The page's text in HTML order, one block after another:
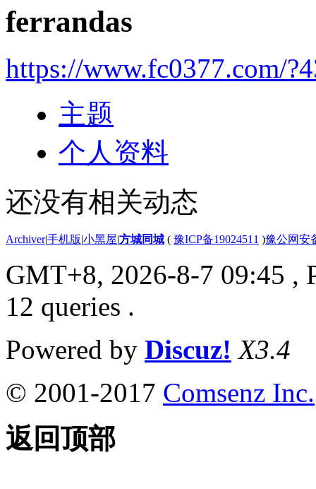
ferrandas
https://www.fc0377.com/
主题
个人资料
还没有相关动态
Archiver|手机版|小黑屋|方城同城 ( 豫ICP备19024511 )豫公网安
GMT+8, 2026-8-7 09:45 ,
12 queries .
Powered by Discuz! X3.4
© 2001-2017 Comsenz Inc.
返回顶部